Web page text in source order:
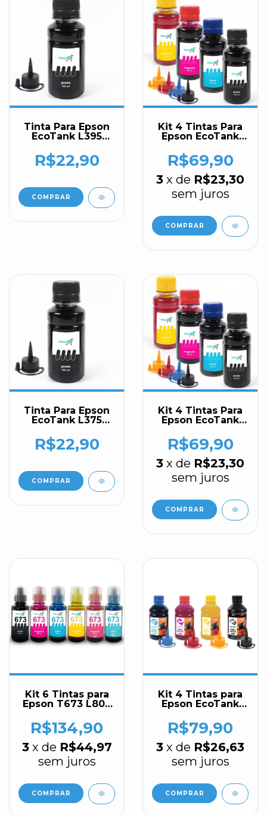
Tinta Para Epson
EcoTank L395
Ink
R$22,90
Kit 4 Tintas Para
Epson EcoTank
Ink
R$69,90
3 x de R$23,30
sem juros
Tinta Para Epson
EcoTank L375
Ink
R$22,90
Kit 4 Tintas Para
Epson EcoTank
Ink
R$69,90
3 x de R$23,30
sem juros
Kit 6 Tintas para
Epson T673 L800
t50 Tx720 Tx730
100ml Inova Ink
R$134,90
3 x de R$44,97
sem juros
Kit 4 Tintas para
Epson EcoTank
Inova Ink
R$79,90
3 x de R$26,63
sem juros